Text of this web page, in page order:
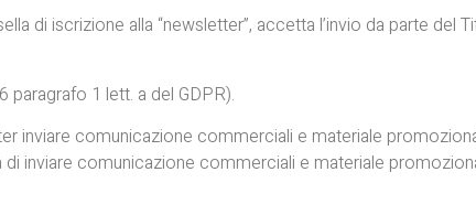
di iscrizione alla “newsletter”, accetta l’invio da parte del
paragrafo 1 lett. a del GDPR).
inviare comunicazione commerciali e materiale
inviare comunicazione commerciali e materiale